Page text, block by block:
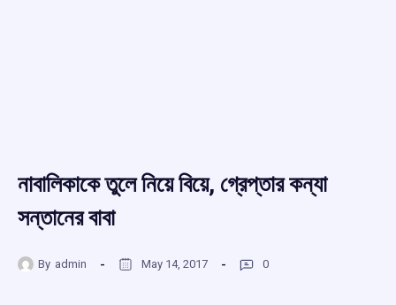
নাবালিকাকে তুলে নিয়ে বিয়ে, গ্রেপ্তার কন্যা
সন্তানের বাবা
By admin May 14, 2017 0